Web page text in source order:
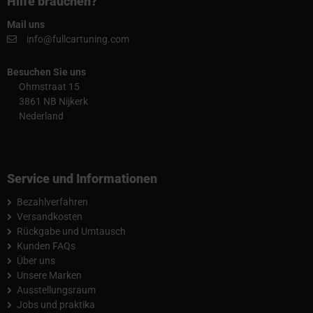
Mail uns
info@fullcartuning.com
Besuchen Sie uns
Ohmstraat 15
3861 NB Nijkerk
Nederland
Service und Informationen
Bezahlverfahren
Versandkosten
Rückgabe und Umtausch
Kunden FAQs
Über uns
Unsere Marken
Ausstellungsraum
Jobs und praktika